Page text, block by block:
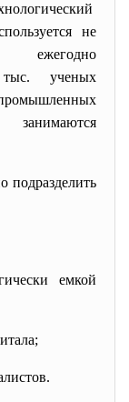
не
ученых
емкой